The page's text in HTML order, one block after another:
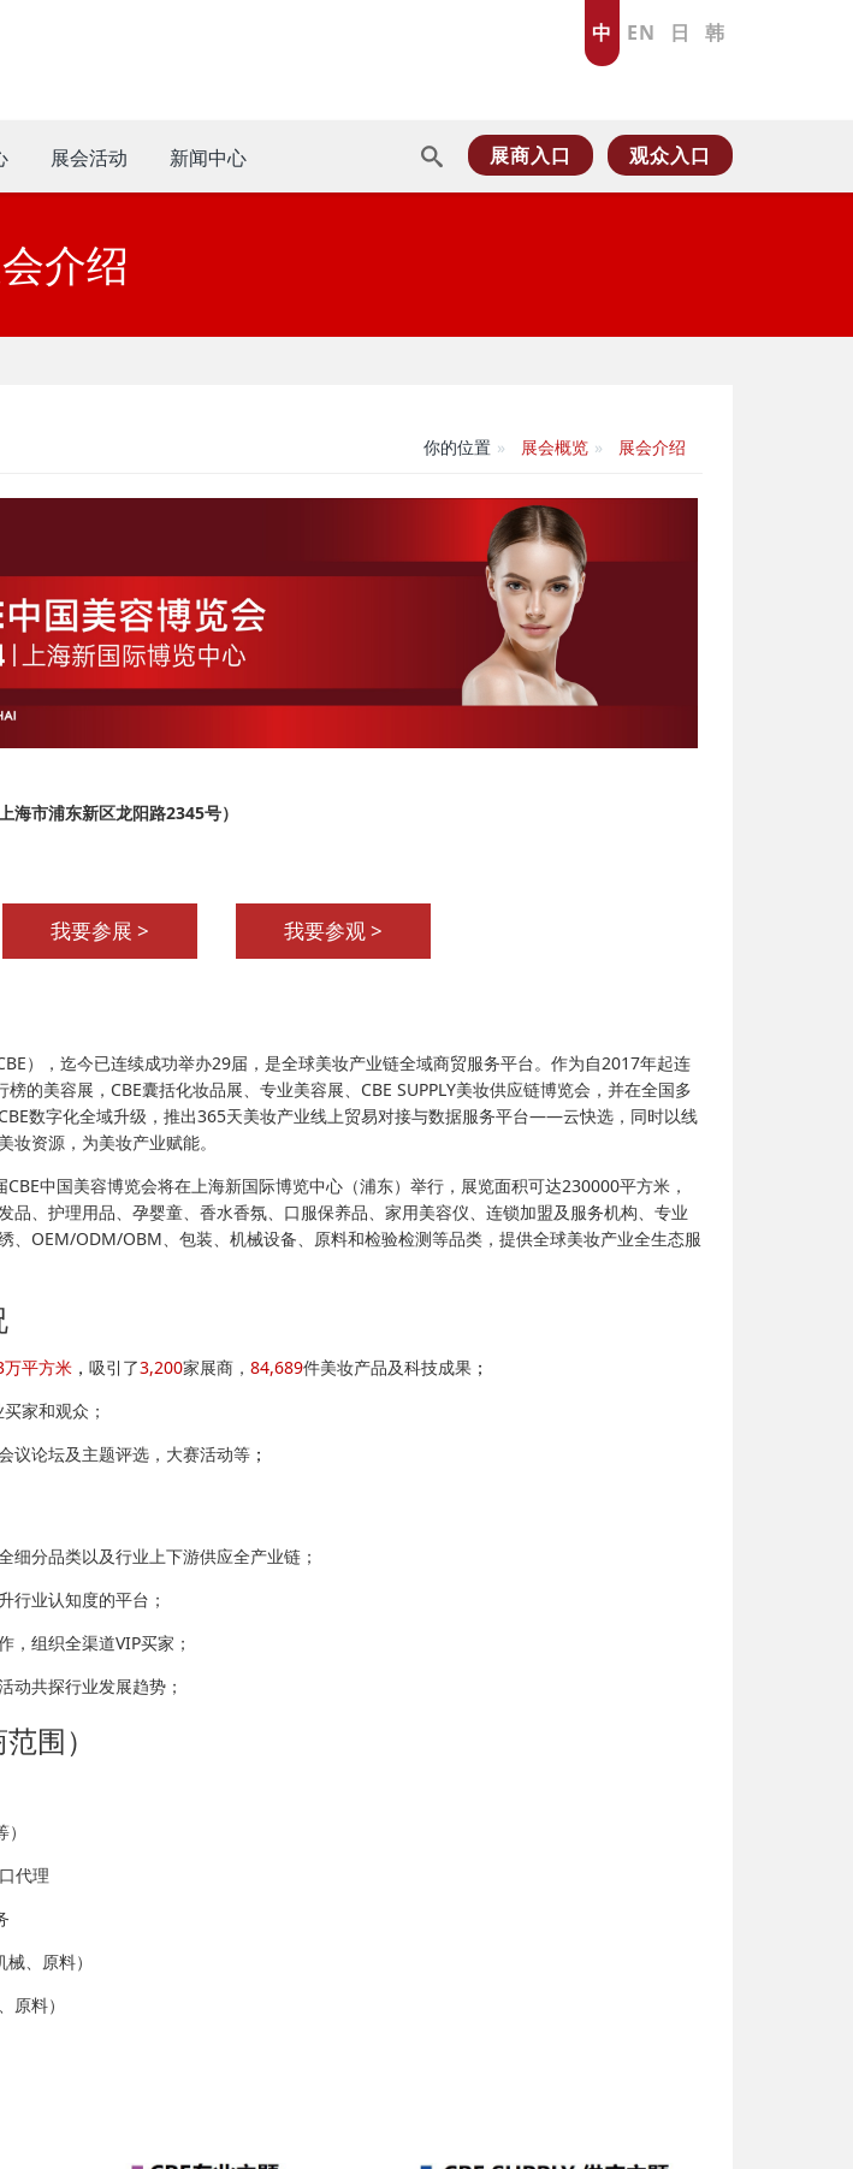
中 EN 日 韩
展会活动 新闻中心 展商入口 观众入口
介绍
你的位置 展会概览 展会介绍
海市浦东新区龙阳路2345号）
我要参展 > 我要参观 >
），迄今已连续成功举办29届，是全球美妆产业链全域商贸服务平台。作为自2017年起连
的美容展，CBE囊括化妆品展、专业美容展、CBE SUPPLY美妆供应链博览会，并在全国多
数字化全域升级，推出365天美妆产业线上贸易对接与数据服务平台——云快选，同时以线
妆资源，为美妆产业赋能。
中国美容博览会将在上海新国际博览中心（浦东）举行，展览面积可达230000平方米，
品、护理用品、孕婴童、香水香氛、口服保养品、家用美容仪、连锁加盟及服务机构、专业
、OEM/ODM/OBM、包装、机械设备、原料和检验检测等品类，提供全球美妆产业全生态服
万平方米 ，吸引了3,200家展商，84,689件美妆产品及科技成果 ；
家和观众；
议论坛及主题评选，大赛活动等 ；
细分品类以及行业上下游供应全产业链；
行业认知度的平台；
，组织全渠道VIP买家；
动共探行业发展趋势；
围）
代理
、原料）
原料）